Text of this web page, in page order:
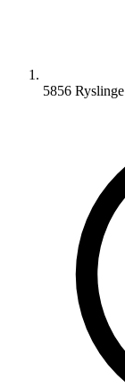
5856 Ryslinge